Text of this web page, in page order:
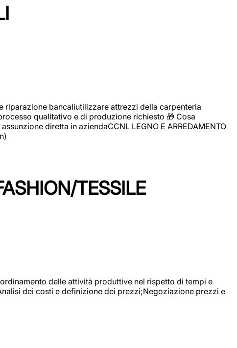
riparazione bancaliutilizzare attrezzi della carpenteria
qualitativo e di produzione richiesto 🎁 Cosa
diretta in aziendaCCNL LEGNO E ARREDAMENTO
TESSILE
delle attività produttive nel rispetto di tempi e
dei costi e definizione dei prezzi;Negoziazione prezzi e